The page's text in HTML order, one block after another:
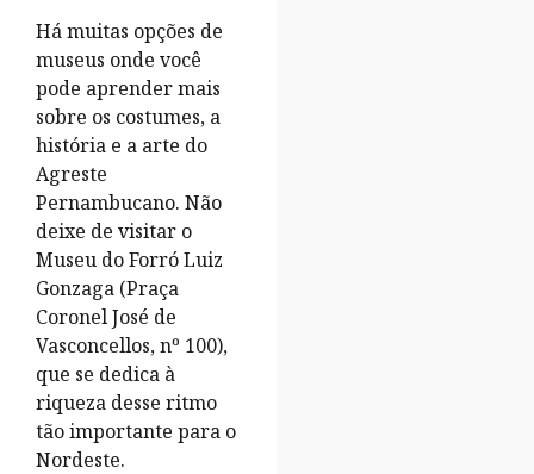
Há muitas opções de
museus onde você
pode aprender mais
sobre os costumes, a
história e a arte do
Agreste
Pernambucano. Não
deixe de visitar o
Museu do Forró Luiz
Gonzaga (Praça
Coronel José de
Vasconcellos, nº 100),
que se dedica à
riqueza desse ritmo
tão importante para o
Nordeste.